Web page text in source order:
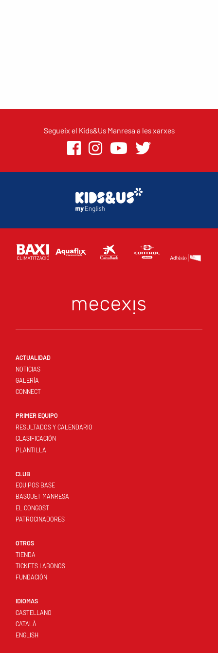
Segueix el Kids&Us Manresa a les xarxes
ACTUALIDAD
NOTICIAS
GALERÍA
CONNECT
PRIMER EQUIPO
RESULTADOS Y CALENDARIO
CLASIFICACIÓN
PLANTILLA
CLUB
EQUIPOS BASE
BASQUET MANRESA
EL CONGOST
PATROCINADORES
OTROS
TIENDA
TICKETS I ABONOS
FUNDACIÓN
IDIOMAS
CASTELLANO
CATALÀ
ENGLISH